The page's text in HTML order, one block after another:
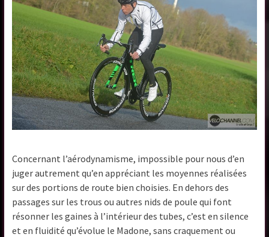
Concernant l’aérodynamisme, impossible pour nous d’en
juger autrement qu’en appréciant les moyennes réalisées
sur des portions de route bien choisies. En dehors des
passages sur les trous ou autres nids de poule qui font
résonner les gaines à l’intérieur des tubes, c’est en silence
et en fluidité qu’évolue le Madone, sans craquement ou